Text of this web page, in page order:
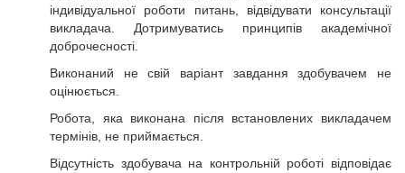
індивідуальної роботи питань, відвідувати консультації
викладача. Дотримуватись принципів академічної
доброчесності.
Виконаний не свій варіант завдання здобувачем не
оцінюється.
Робота, яка виконана після встановлених викладачем
термінів, не приймається.
Відсутність здобувача на контрольній роботі відповідає